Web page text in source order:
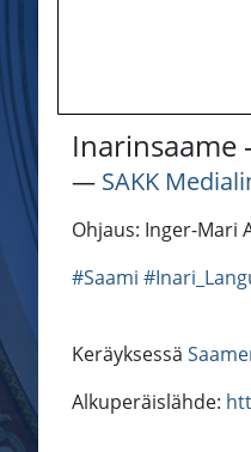
Inarinsaame
― SAKK
Ohjaus: Inger-Mari
#Saami
Keräyksessä
Alkuperäislähde: